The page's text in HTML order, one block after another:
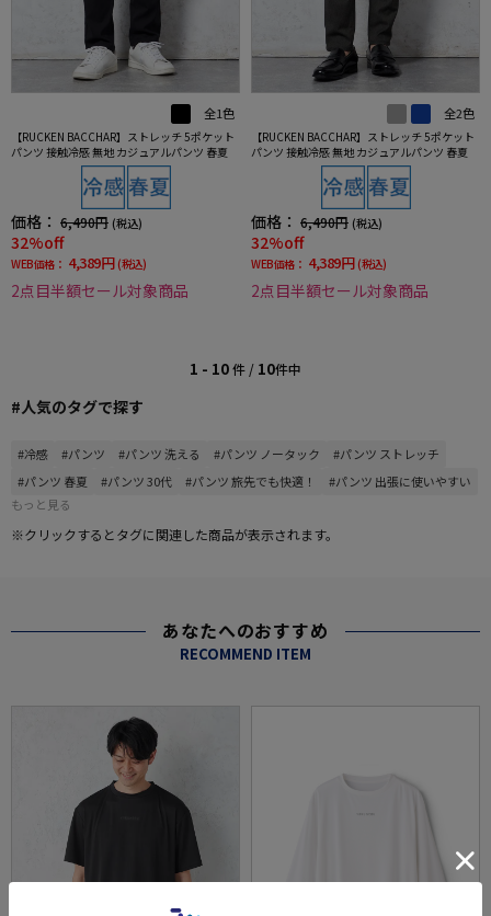
全1色
【RUCKEN BACCHAR】ストレッチ 5ポケット
パンツ 接触冷感 無地 カジュアルパンツ 春夏
価格： 6,490円 (税込)
32%off
WEB価格： 4,389円 (税込)
2点目半額セール対象商品
全2色
【RUCKEN BACCHAR】ストレッチ 5ポケット
パンツ 接触冷感 無地 カジュアルパンツ 春夏
価格： 6,490円 (税込)
32%off
WEB価格： 4,389円 (税込)
2点目半額セール対象商品
1 - 10件 / 10件中
#人気のタグで探す
#冷感 #パンツ #パンツ 洗える #パンツ ノータック
#パンツ ストレッチ
#パンツ 春夏
#パンツ 30代 #パンツ 旅先でも快適！
#パンツ 出張に使いやすい
もっと見る
※クリックするとタグに関連した商品が表示されます。
あなたへのおすすめ
RECOMMEND ITEM